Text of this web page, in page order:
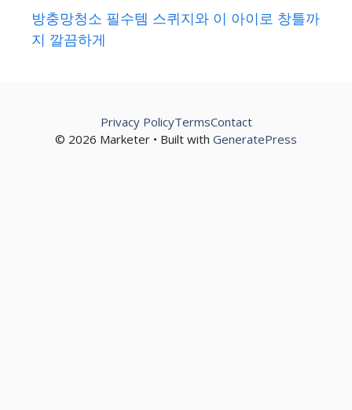
방충망청소 필수템 스퀴지와 이 아이로 창틀까
지 깔끔하게
© 2026 Marketer • Built with GeneratePress
Privacy PolicyTermsContact